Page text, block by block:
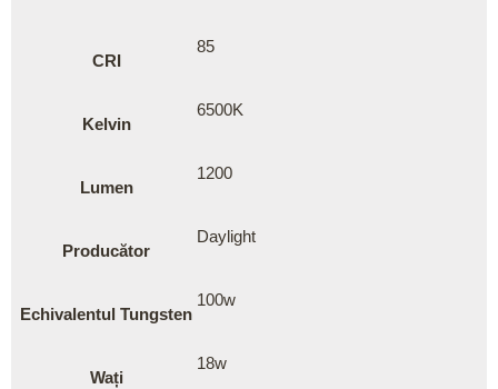
CRI
85
Kelvin
6500K
Lumen
1200
Producător
Daylight
Echivalentul Tungsten
100w
Wați
18w